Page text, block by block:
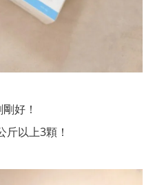
好！
以上3顆！